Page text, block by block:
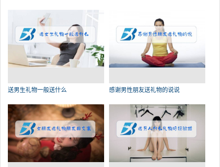
送男生礼物一般送什么 感谢男性朋友送礼物的说说